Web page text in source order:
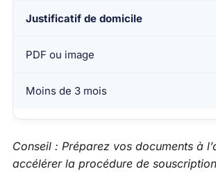
Justificatif de domicile
PDF ou image
Moins de 3 mois
Conseil : Préparez vos documents à
accélérer la procédure de